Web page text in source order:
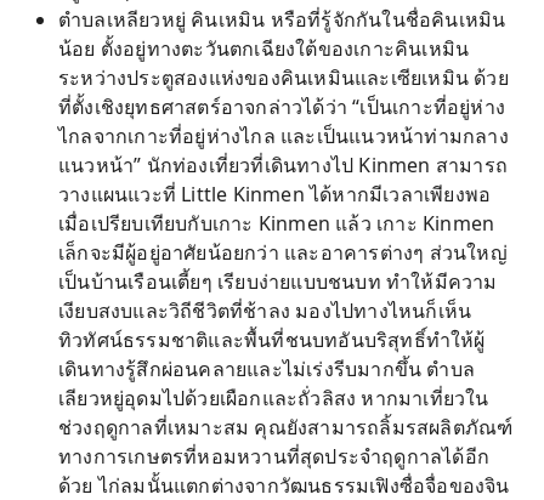
ตำบลเหลียวหยู่ คินเหมิน หรือที่รู้จักกันในชื่อคินเหมิน
น้อย ตั้งอยู่ทางตะวันตกเฉียงใต้ของเกาะคินเหมิน
ระหว่างประตูสองแห่งของคินเหมินและเซียเหมิน ด้วย
ที่ตั้งเชิงยุทธศาสตร์อาจกล่าวได้ว่า “เป็นเกาะที่อยู่ห่าง
ไกลจากเกาะที่อยู่ห่างไกล และเป็นแนวหน้าท่ามกลาง
แนวหน้า” นักท่องเที่ยวที่เดินทางไป Kinmen สามารถ
วางแผนแวะที่ Little Kinmen ได้หากมีเวลาเพียงพอ
เมื่อเปรียบเทียบกับเกาะ Kinmen แล้ว เกาะ Kinmen
เล็กจะมีผู้อยู่อาศัยน้อยกว่า และอาคารต่างๆ ส่วนใหญ่
เป็นบ้านเรือนเตี้ยๆ เรียบง่ายแบบชนบท ทำให้มีความ
เงียบสงบและวิถีชีวิตที่ช้าลง มองไปทางไหนก็เห็น
ทิวทัศน์ธรรมชาติและพื้นที่ชนบทอันบริสุทธิ์ทำให้ผู้
เดินทางรู้สึกผ่อนคลายและไม่เร่งรีบมากขึ้น ตำบล
เลียวหยู่อุดมไปด้วยเผือกและถั่วลิสง หากมาเที่ยวใน
ช่วงฤดูกาลที่เหมาะสม คุณยังสามารถลิ้มรสผลิตภัณฑ์
ทางการเกษตรที่หอมหวานที่สุดประจำฤดูกาลได้อีก
ด้วย ไก่ลมนั้นแตกต่างจากวัฒนธรรมเฟิงซื่อจื่อของจิน